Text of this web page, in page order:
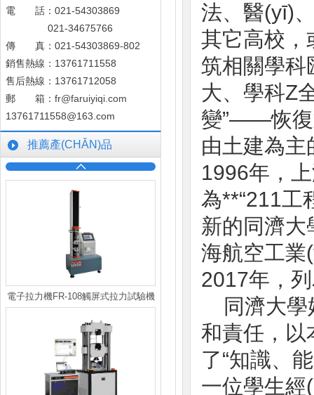
電 話：021-54303869
021-34675766
傳 真：021-54303869-802
銷售熱線：13761711558
售后熱線：13761712058
郵 箱： fr@faruiyiqi.com
13761711558@163.com
推薦產(CHǍN)品
電子拉力機FR-108觸屏式拉力試驗機
法、醫
其它高校，
筑相關學科
大、學
變”——恢復
由土建為主
1996年
為**“211工
新的同濟大學
海航空工業
2017年，列
同濟大
和責任，以
了“知識、
一位學生經